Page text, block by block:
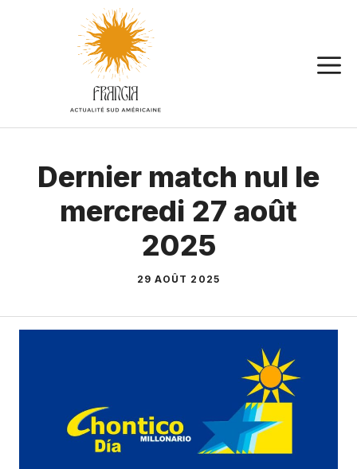
Dernier match nul le
mercredi 27 août
2025
29 AOÛT 2025